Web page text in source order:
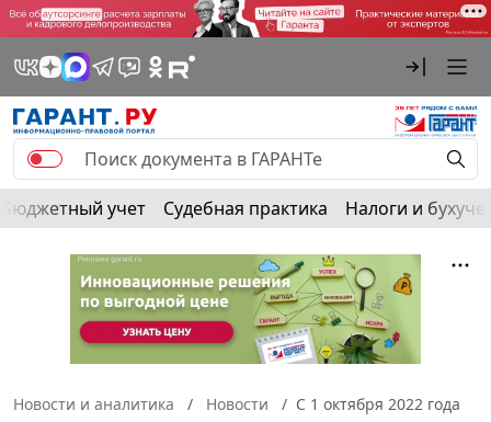
Бюджетный учет Судебная практика Налоги и
Новости и аналитика Новости
С 1 октября 2022 года